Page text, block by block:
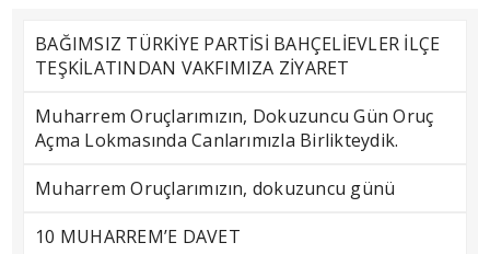
BAĞIMSIZ TÜRKİYE PARTİSİ BAHÇELİEVLER İLÇE
TEŞKİLATINDAN VAKFIMIZA ZİYARET
Muharrem Oruçlarımızın, Dokuzuncu Gün Oruç
Açma Lokmasında Canlarımızla Birlikteydik.
Muharrem Oruçlarımızın, dokuzuncu günü
10 MUHARREM’E DAVET